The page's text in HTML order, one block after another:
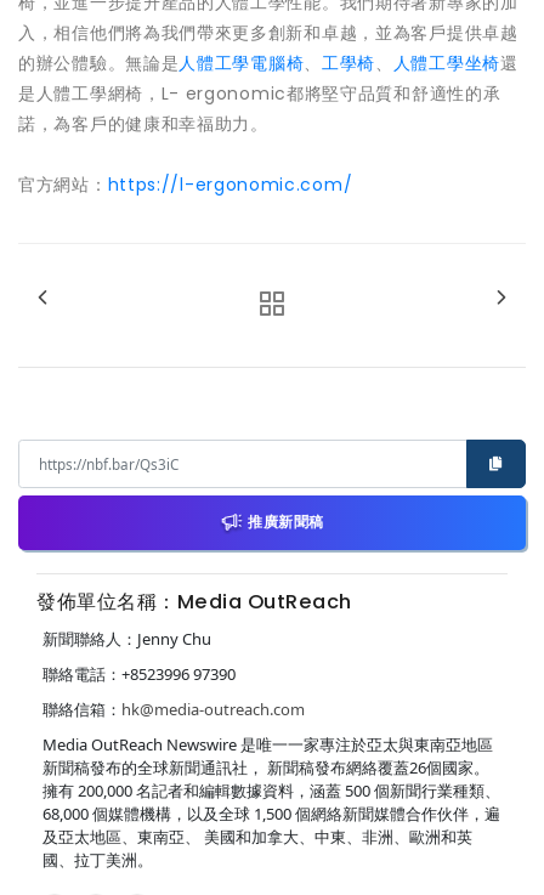
入，相信他們將為我們帶來更多創新和卓越，並為客戶提供卓越
的辦公體驗。無論是人體工學電腦椅、 工學椅、 人體工學坐椅還
是人體工學網椅，L- ergonomic都將堅守品質和舒適性的承
諾，為客戶的健康和幸福助力。
官方網站： https://l-ergonomic.com/
推廣新聞稿
發佈單位名稱：Media OutReach
新聞聯絡人：Jenny Chu
聯絡電話：+8523996 97390
聯絡信箱： hk@media-outreach.com
Media OutReach Newswire 是唯一一家專注於亞太與東南亞地區
新聞稿發布的全球新聞通訊社， 新聞稿發布網絡覆蓋26個國家。
擁有 200,000 名記者和編輯數據資料，涵蓋 500 個新聞行業種類、
68,000 個媒體機構，以及全球 1,500 個網絡新聞媒體合作伙伴，遍
及亞太地區、東南亞、 美國和加拿大、中東、非洲、歐洲和英
國、拉丁美洲。